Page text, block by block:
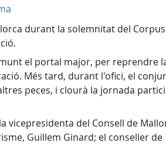
durant la solemnitat del Corpus
el portal major, per reprendre
Més tard, durant l'ofici, el
peces, i clourà la jornada
vicepresidenta del Consell de
Guillem Ginard; el conseller de